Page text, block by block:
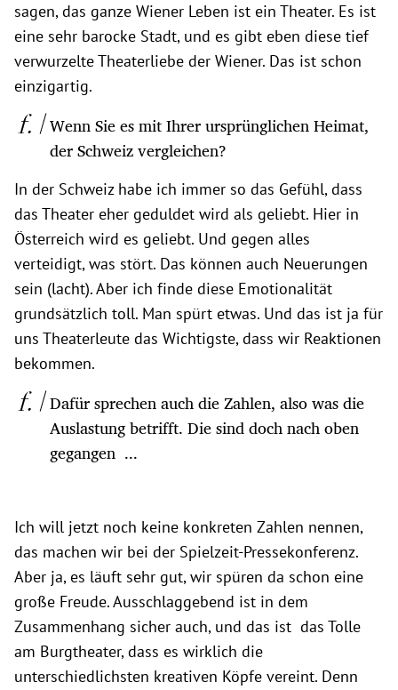
sagen, das ganze Wiener Leben ist ein Theater. Es ist
eine sehr barocke Stadt, und es gibt eben diese tief
verwurzelte Theaterliebe der Wiener. Das ist schon
einzigartig.
Wenn Sie es mit Ihrer ursprünglichen Heimat,
der Schweiz vergleichen?
In der Schweiz habe ich immer so das Gefühl, dass
das Theater eher geduldet wird als geliebt. Hier in
Österreich wird es geliebt. Und gegen alles
verteidigt, was stört. Das können auch Neuerungen
sein (lacht). Aber ich finde diese Emotionalität
grundsätzlich toll. Man spürt etwas. Und das ist ja für
uns Theaterleute das Wichtigste, dass wir Reaktionen
bekommen.
Dafür sprechen auch die Zahlen, also was die
Auslastung betrifft. Die sind doch nach oben
gegangen ...
Ich will jetzt noch keine konkreten Zahlen nennen,
das machen wir bei der Spielzeit-Pressekonferenz.
Aber ja, es läuft sehr gut, wir spüren da schon eine
große Freude. Ausschlaggebend ist in dem
Zusammenhang sicher auch, und das ist das Tolle
am Burgtheater, dass es wirklich die
unterschiedlichsten kreativen Köpfe vereint. Denn